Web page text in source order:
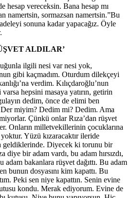
hesap vereceksin. Bana hesap mı
namertsin, sormazsan namertsin.”Bu
sonuna kadar yapacağız. Öyle
ALDILAR’
ilgili nesi var nesi yok,
gibi kaçmadım. Oturdum dilekçeyi
verdim. Kılıçdaroğlu’nun
hepsini masaya yatırın, getirin
dedim, önce de elimi ben
Der miyim? Dedim mi? Dedim. Ama
Çünkü onlar Rıza’dan rüşvet
Onların milletvekillerinin çocuklarına
Yüzü kızaracaktır ileride
geldiklerinde. Diyecek ki torunu bir
diye bir adam vardı, bu adam hırsızdı,
adam bakanlara rüşvet dağıttı. Bu adam
bunun dosyasını kim kapattı. Bu
Peki sen niye kapattın. Senin evine
kondu. Merak ediyorum. Evine de